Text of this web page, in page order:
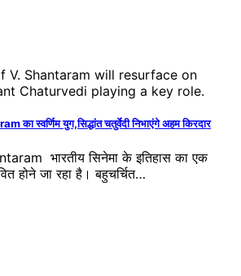
का स्वर्णिम युग,सिद्धांत चतुर्वेदी निभाएंगे अहम किरदार
भारतीय सिनेमा के इतिहास का एक
होने जा रहा है। बहुचर्चित…